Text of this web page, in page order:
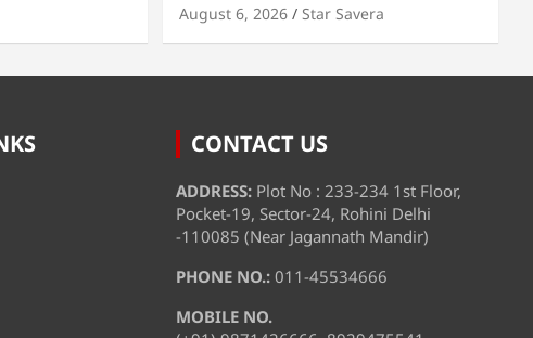
August 6, 2026 Star Savera
CONTACT US
ADDRESS: Plot No : 233-234 1st Floor,
Pocket-19, Sector-24, Rohini Delhi
-110085 (Near Jagannath Mandir)
PHONE NO.: 011-45534666
MOBILE NO.